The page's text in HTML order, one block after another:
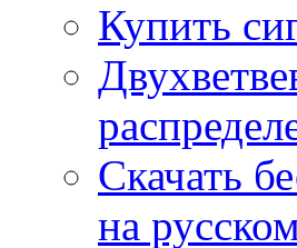
Купить
Скачать
на